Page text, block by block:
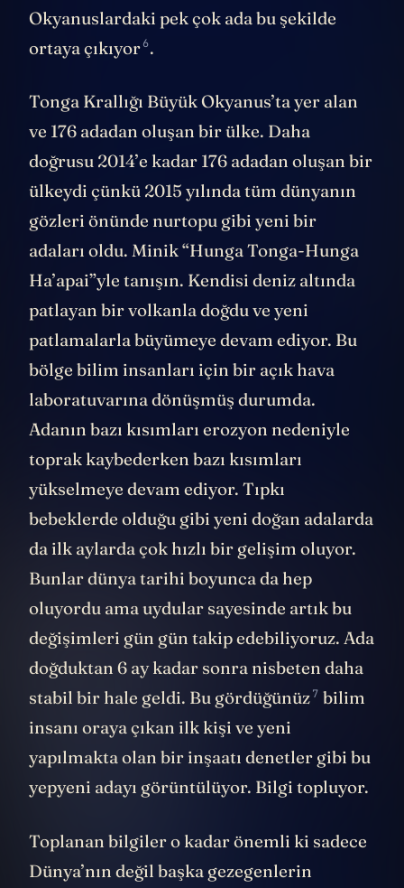
Okyanuslardaki pek çok ada bu şekilde
ortaya çıkıyor6.
Tonga Krallığı Büyük Okyanus’ta yer alan
ve 176 adadan oluşan bir ülke. Daha
doğrusu 2014’e kadar 176 adadan oluşan bir
ülkeydi çünkü 2015 yılında tüm dünyanın
gözleri önünde nurtopu gibi yeni bir
adaları oldu. Minik “Hunga Tonga-Hunga
Ha’apai”yle tanışın. Kendisi deniz altında
patlayan bir volkanla doğdu ve yeni
patlamalarla büyümeye devam ediyor. Bu
bölge bilim insanları için bir açık hava
laboratuvarına dönüşmüş durumda.
Adanın bazı kısımları erozyon nedeniyle
toprak kaybederken bazı kısımları
yükselmeye devam ediyor. Tıpkı
bebeklerde olduğu gibi yeni doğan adalarda
da ilk aylarda çok hızlı bir gelişim oluyor.
Bunlar dünya tarihi boyunca da hep
oluyordu ama uydular sayesinde artık bu
değişimleri gün gün takip edebiliyoruz. Ada
doğduktan 6 ay kadar sonra nisbeten daha
stabil bir hale geldi. Bu gördüğünüz7 bilim
insanı oraya çıkan ilk kişi ve yeni
yapılmakta olan bir inşaatı denetler gibi bu
yepyeni adayı görüntülüyor. Bilgi topluyor.
Toplanan bilgiler o kadar önemli ki sadece
Dünya’nın değil başka gezegenlerin